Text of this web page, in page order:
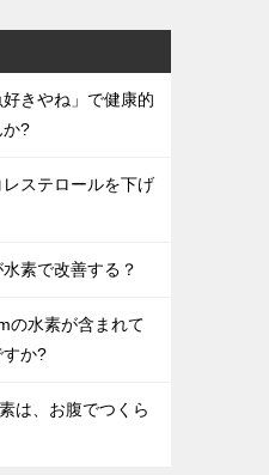
きやね」で健康的
か?
ステロールを下げ
素で改善する？
の水素が含まれて
すか?
は、お腹でつくら